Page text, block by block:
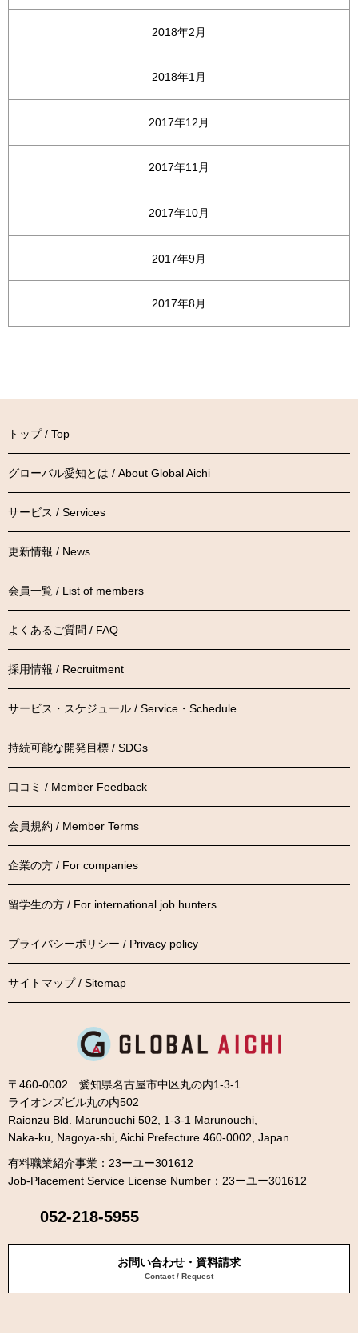
2018年2月
2018年1月
2017年12月
2017年11月
2017年10月
2017年9月
2017年8月
トップ / Top
グローバル愛知とは / About Global Aichi
サービス / Services
更新情報 / News
会員一覧 / List of members
よくあるご質問 / FAQ
採用情報 / Recruitment
サービス・スケジュール / Service・Schedule
持続可能な開発目標 / SDGs
口コミ / Member Feedback
会員規約 / Member Terms
企業の方 / For companies
留学生の方 / For international job hunters
プライバシーポリシー / Privacy policy
サイトマップ / Sitemap
〒460-0002 愛知県名古屋市中区丸の内1-3-1
ライオンズビル丸の内502
Raionzu Bld. Marunouchi 502, 1-3-1 Marunouchi,
Naka-ku, Nagoya-shi, Aichi Prefecture 460-0002, Japan
有料職業紹介事業：23ーユー301612
Job-Placement Service License Number：23ーユー301612
052-218-5955
お問い合わせ・資料請求
Contact / Request